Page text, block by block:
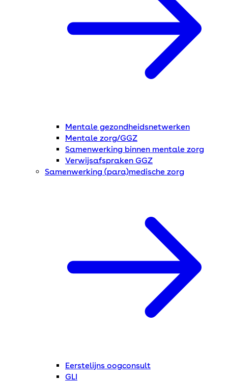
Mentale gezondheidsnetwerken
Mentale zorg/GGZ
Samenwerking binnen mentale zorg
Verwijsafspraken GGZ
Samenwerking (para)medische zorg
Eerstelijns oogconsult
GLI